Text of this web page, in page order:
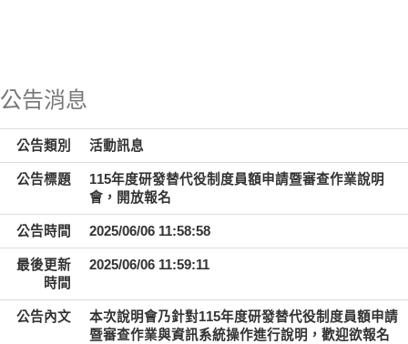
公告消息
公告類別 活動訊息
公告標題
115年度研發替代役制度員額申請暨審查作業說明
會，開放報名
公告時間 2025/06/06 11:58:58
最後更新
時間
2025/06/06 11:59:11
公告內文
本次說明會乃針對115年度研發替代役制度員額申請
暨審查作業與資訊系統操作進行說明，歡迎欲報名